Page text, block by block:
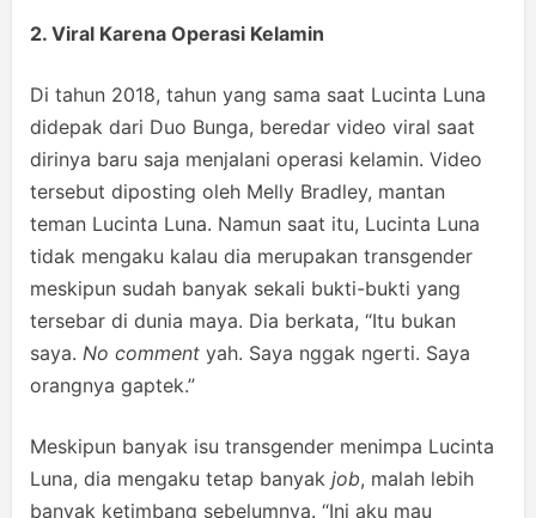
2. Viral Karena Operasi Kelamin
Di tahun 2018, tahun yang sama saat Lucinta Luna
didepak dari Duo Bunga, beredar video viral saat
dirinya baru saja menjalani operasi kelamin. Video
tersebut diposting oleh Melly Bradley, mantan
teman Lucinta Luna. Namun saat itu, Lucinta Luna
tidak mengaku kalau dia merupakan transgender
meskipun sudah banyak sekali bukti-bukti yang
tersebar di dunia maya. Dia berkata, “Itu bukan
saya. No comment yah. Saya nggak ngerti. Saya
orangnya gaptek.”
Meskipun banyak isu transgender menimpa Lucinta
Luna, dia mengaku tetap banyak job, malah lebih
banyak ketimbang sebelumnya. “Ini aku mau